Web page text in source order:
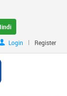
Login
| Register